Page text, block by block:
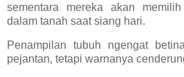
sementara mereka akan
dalam tanah saat siang hari.
Penampilan tubuh ngengat
pejantan, tetapi warnanya